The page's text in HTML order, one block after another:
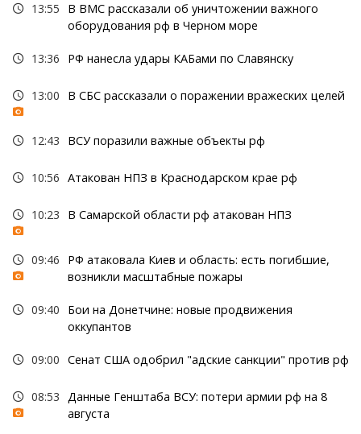
13:55
В ВМС рассказали об уничтожении важного
оборудования рф в Черном море
13:36 РФ нанесла удары КАБами по Славянску
13:00 В СБС рассказали о поражении вражеских целей
12:43 ВСУ поразили важные объекты рф
10:56 Атакован НПЗ в Краснодарском крае рф
10:23 В Самарской области рф атакован НПЗ
09:46
РФ атаковала Киев и область: есть погибшие,
возникли масштабные пожары
09:40
Бои на Донетчине: новые продвижения
оккупантов
09:00 Сенат США одобрил "адские санкции" против рф
08:53 Данные Генштаба ВСУ: потери армии рф на 8
августа